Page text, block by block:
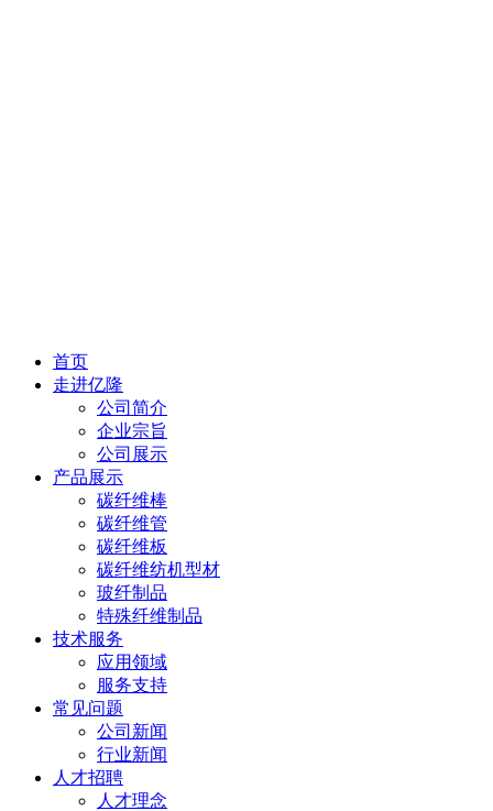
首页
走进亿隆
公司简介
企业宗旨
公司展示
产品展示
碳纤维棒
碳纤维管
碳纤维板
碳纤维纺机型材
玻纤制品
特殊纤维制品
技术服务
应用领域
服务支持
常见问题
公司新闻
行业新闻
人才招聘
人才理念